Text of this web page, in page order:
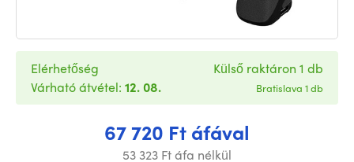
67 720 Ft áfával
53 323 Ft áfa nélkül
Elérhetőség
Várható átvétel: 12. 08.
Külső raktáron 1 db
Bratislava 1 db